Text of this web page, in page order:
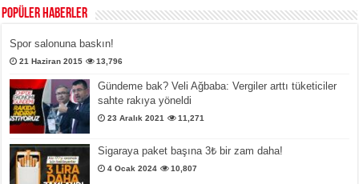
Popüler Haberler
Spor salonuna baskın!
21 Haziran 2015 13,796
Gündeme bak? Veli Ağbaba: Vergiler arttı tüketiciler
sahte rakıya yöneldi
23 Aralık 2021 11,271
Sigaraya paket başına 3₺ bir zam daha!
4 Ocak 2024 10,807